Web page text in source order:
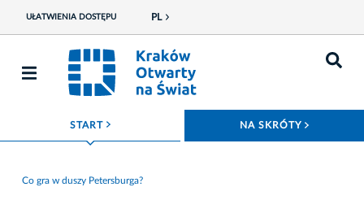
UŁATWIENIA DOSTĘPU PL
START ROZWIŃ MENU NA SKRÓTY
Co gra w duszy Petersburga?